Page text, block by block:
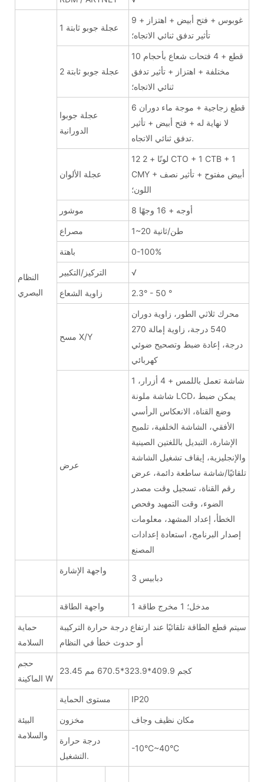
النظام
البصري
عجلة جوبو ثابتة 1
9 غوبوس + فتح أبيض + اهتزاز +
تأثير تدفق ثنائي الاتجاه؛
عجلة جوبو ثابتة 2
10 قطع + 4 فتحات شعاع بأحجام
مختلفة + اهتزاز + تأثير تدفق
ثنائي الاتجاه؛
عجلة جوبوا
الدورانية
6 قطع زجاجية + موجة ماء دوران
لا نهاية له + فتح أبيض + تأثير
تدفق ثنائي الاتجاه.
عجلة الألوان
12 لونًا + 2 CTO + 1 CTB + 1
CMY + أبيض مفتوح + تأثير نصف
اللون؛
موشور 8 أوجه + 16 وجهًا
مصراع 1~20 طن/ثانية
باهتة 0-100%
التركيز/التكبير √
زاوية الشعاع 2.3° - 50 °
مسح X/Y
محرك ثلاثي الطور، زاوية دوران
540 درجة، زاوية إمالة 270
درجة، إعادة ضبط وتصحيح ضوئي
كهربائي
عرض
1 شاشة تعمل باللمس + 4 أزرار،
شاشة ملونة LCD، يمكن ضبط
وضع القناة، الانعكاس الرأسي
الأفقي، الشاشة الخلفية، تلميح
الإشارة، التبديل باللغتين الصينية
والإنجليزية، إيقاف تشغيل الشاشة
تلقائيًا/شاشة ساطعة دائمة، عرض
رقم القناة، تسجيل وقت مصدر
الضوء، وقت التمهيد وفحص
الخطأ، إعداد المشهد، معلومات
إصدار البرنامج، استعادة إعدادات
المصنع
واجهة الإشارة
3 دبابيس
واجهة الطاقة 1 مدخل؛ 1 مخرج طاقة
حماية
السلامة
سيتم قطع الطاقة تلقائيًا عند ارتفاع درجة حرارة التركيبة
أو حدوث خطأ في النظام
حجم
الماكينة W
23.45 كجم 409.9*323.9*670.5 مم
البيئة
والسلامة
مستوى الحماية IP20
مخزون مكان نظيف وجاف
درجة حرارة
التشغيل.
-10°C~40°C